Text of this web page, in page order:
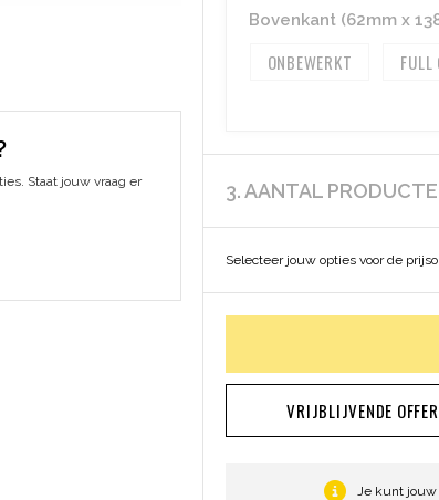
Staat jouw vraag er
Bovenkant (62mm x
ONBEWERKT FULL
3. AANTAL
Selecteer jouw opties voor de
VRIJBLIJVENDE
Je kunt jouw